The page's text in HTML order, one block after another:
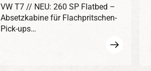
VW T7 // NEU: 260 SP Flatbed –
Absetzkabine für Flachpritschen-
Pick-ups…
Mehr
erfahren